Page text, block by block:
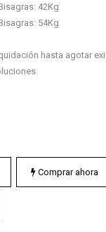
42Kg
54Kg
hasta agotar
Comprar ahora